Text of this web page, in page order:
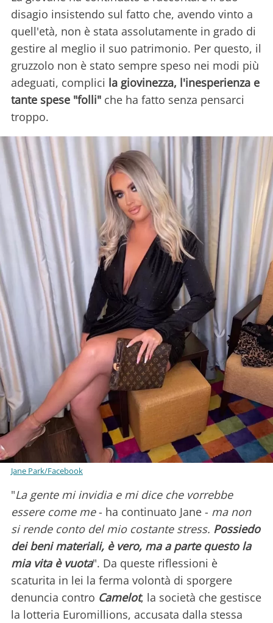
disagio insistendo sul fatto che, avendo vinto a
quell'età, non è stata assolutamente in grado di
gestire al meglio il suo patrimonio. Per questo, il
gruzzolo non è stato sempre speso nei modi più
adeguati, complici la giovinezza, l'inesperienza e
tante spese "folli" che ha fatto senza pensarci
troppo.
Jane Park/Facebook
"La gente mi invidia e mi dice che vorrebbe
essere come me- ha continuato Jane - ma non
si rende conto del mio costante stress. Possiedo
dei beni materiali, è vero, ma a parte questo la
mia vita è vuota". Da queste riflessioni è
scaturita in lei la ferma volontà di sporgere
denuncia contro Camelot, la società che gestisce
la lotteria Euromillions, accusata dalla stessa